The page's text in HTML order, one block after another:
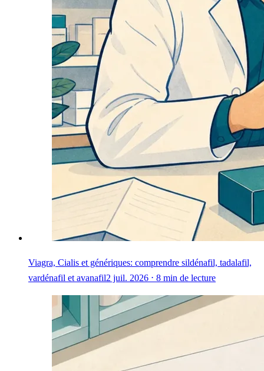
Viagra, Cialis et génériques: comprendre sildénafil, tadalafil,
vardénafil et avanafil2 juil. 2026 ⋅ 8 min de lecture